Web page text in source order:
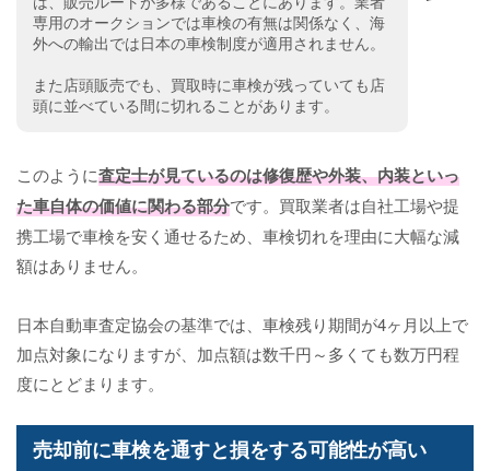
専用のオークションでは車検の有無は関係なく、海
外への輸出では日本の車検制度が適用されません。
また店頭販売でも、買取時に車検が残っていても店
頭に並べている間に切れることがあります。
このように査定士が見ているのは修復歴や外装、内装といっ
た車自体の価値に関わる部分です。買取業者は自社工場や提
携工場で車検を安く通せるため、車検切れを理由に大幅な減
額はありません。
日本自動車査定協会の基準では、車検残り期間が4ヶ月以上で
加点対象になりますが、加点額は数千円～多くても数万円程
度にとどまります。
売却前に車検を通すと損をする可能性が高い